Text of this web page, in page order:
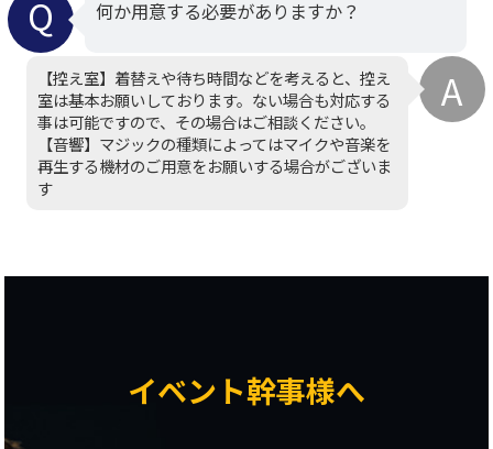
何か用意する必要がありますか？
【控え室】着替えや待ち時間などを考えると、控え
室は基本お願いしております。ない場合も対応する
事は可能ですので、その場合はご相談ください。
【音響】マジックの種類によってはマイクや音楽を
再生する機材のご用意をお願いする場合がございま
す
イベント幹事様へ